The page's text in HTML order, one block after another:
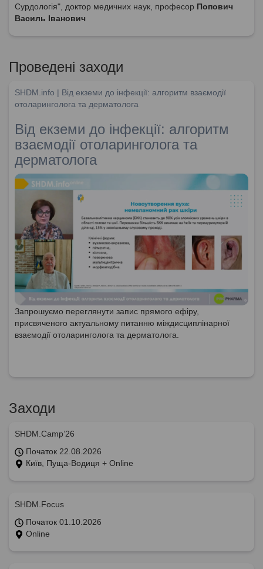
Сурдологія", доктор медичних наук, професор Попович
Василь Іванович
Проведені заходи
SHDM.info | Від екземи до інфекції: алгоритм взаємодії
отоларинголога та дерматолога
Від екземи до інфекції: алгоритм
взаємодії отоларинголога та
дерматолога
Запрошуємо переглянути запис прямого ефіру,
присвяченого актуальному питанню міждисциплінарної
взаємодії отоларинголога та дерматолога.
Заходи
SHDM.Camp’26
Початок 22.08.2026
Київ, Пуща-Водиця + Online
SHDM.Focus
Початок 01.10.2026
Online